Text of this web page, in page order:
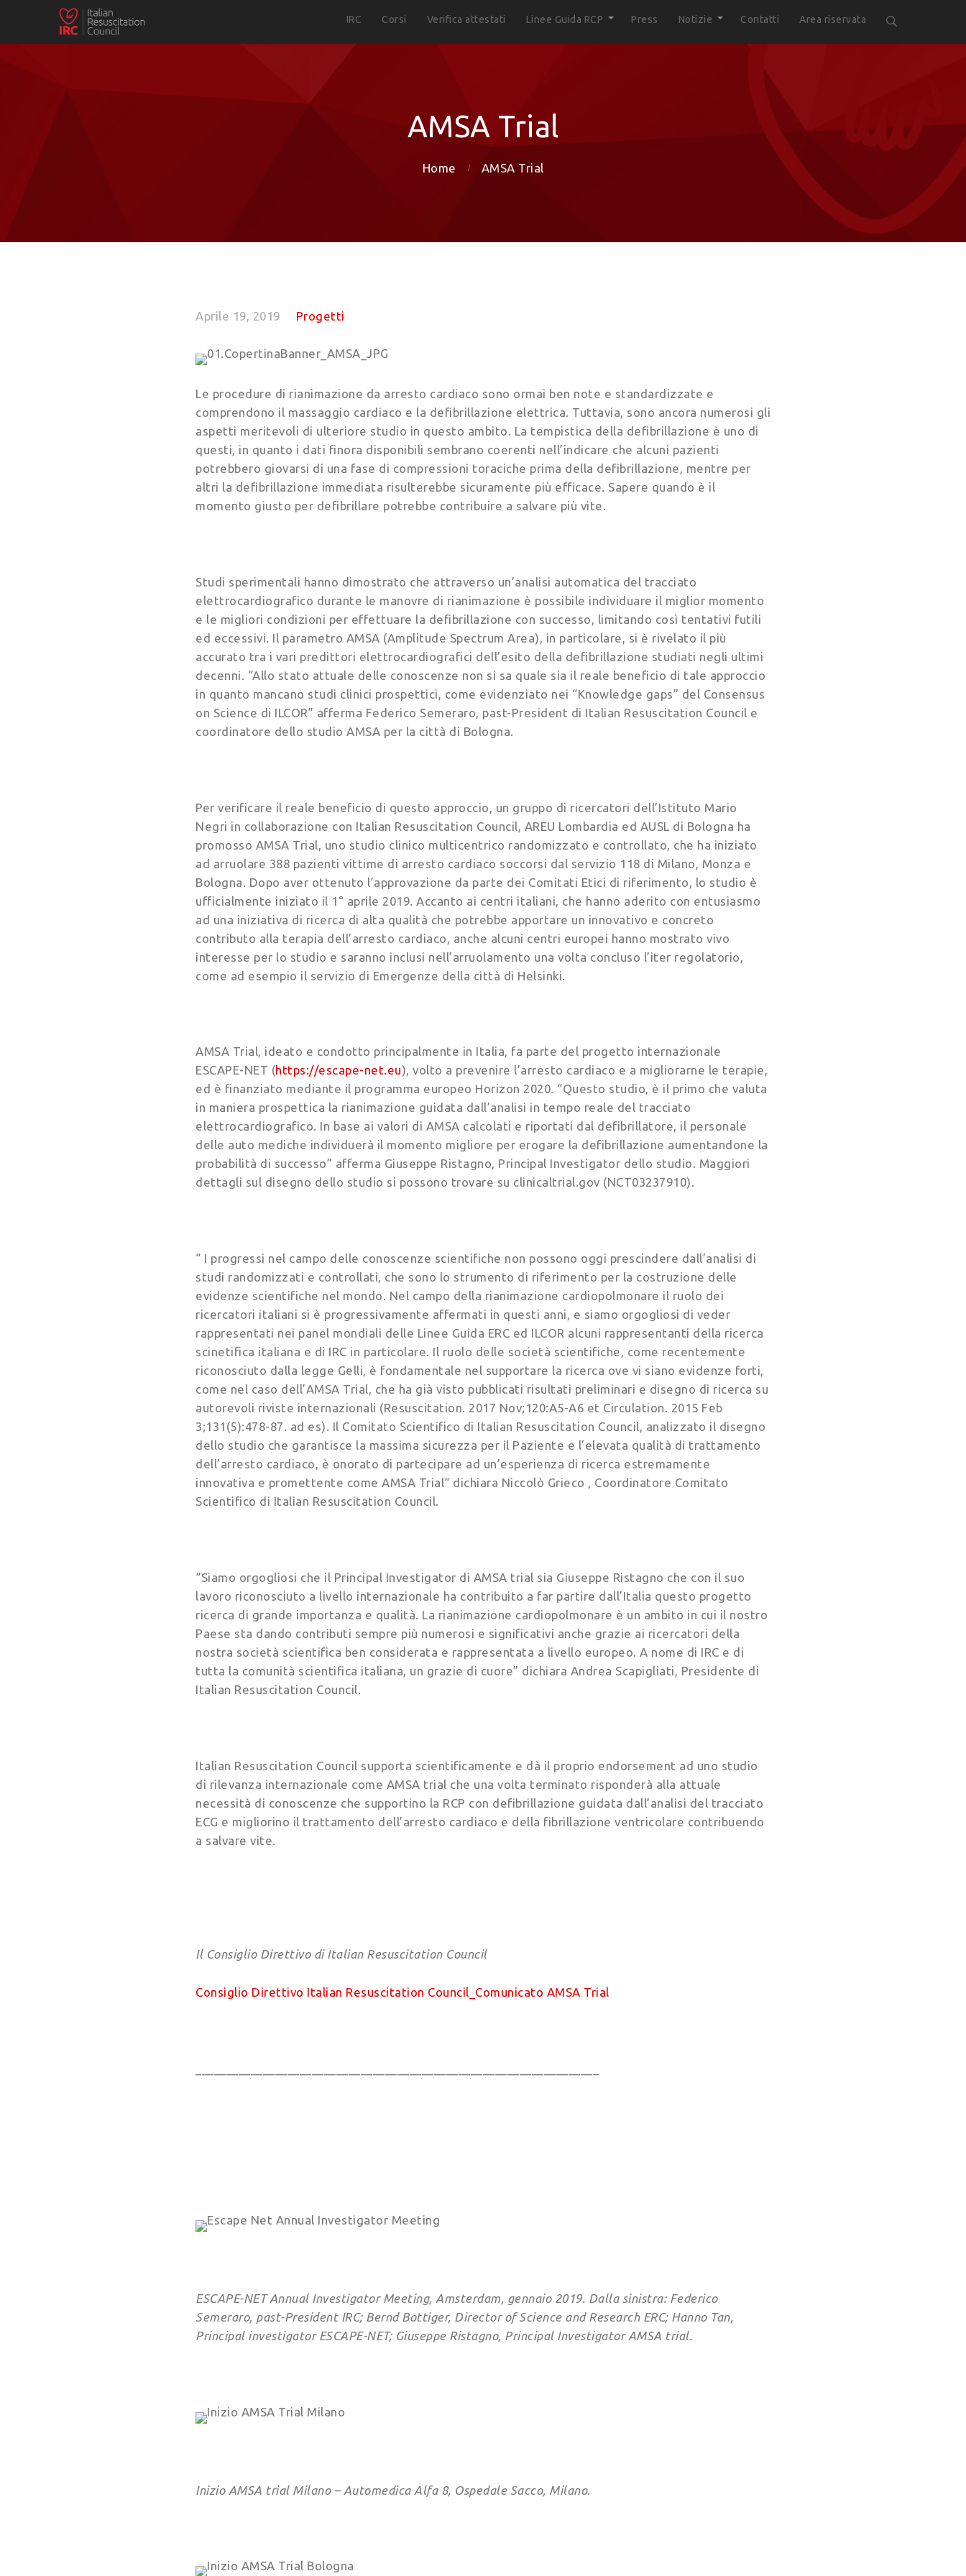
IRC Corsi Verifica attestati Linee Guida RCP Press Notizie Contatti Area riservata
AMSA Trial
Home AMSA Trial
Aprile 19, 2019 Progetti
Le procedure di rianimazione da arresto cardiaco sono ormai ben note e standardizzate e
comprendono il massaggio cardiaco e la defibrillazione elettrica. Tuttavia, sono ancora numerosi gli
aspetti meritevoli di ulteriore studio in questo ambito. La tempistica della defibrillazione è uno di
questi, in quanto i dati finora disponibili sembrano coerenti nell’indicare che alcuni pazienti
potrebbero giovarsi di una fase di compressioni toraciche prima della defibrillazione, mentre per
altri la defibrillazione immediata risulterebbe sicuramente più efficace. Sapere quando è il
momento giusto per defibrillare potrebbe contribuire a salvare più vite.
Studi sperimentali hanno dimostrato che attraverso un’analisi automatica del tracciato
elettrocardiografico durante le manovre di rianimazione è possibile individuare il miglior momento
e le migliori condizioni per effettuare la defibrillazione con successo, limitando così tentativi futili
ed eccessivi. Il parametro AMSA (Amplitude Spectrum Area), in particolare, si è rivelato il più
accurato tra i vari predittori elettrocardiografici dell’esito della defibrillazione studiati negli ultimi
decenni. “Allo stato attuale delle conoscenze non si sa quale sia il reale beneficio di tale approccio
in quanto mancano studi clinici prospettici, come evidenziato nei “Knowledge gaps” del Consensus
on Science di ILCOR” afferma Federico Semeraro, past-President di Italian Resuscitation Council e
coordinatore dello studio AMSA per la città di Bologna.
Per verificare il reale beneficio di questo approccio, un gruppo di ricercatori dell’Istituto Mario
Negri in collaborazione con Italian Resuscitation Council, AREU Lombardia ed AUSL di Bologna ha
promosso AMSA Trial, uno studio clinico multicentrico randomizzato e controllato, che ha iniziato
ad arruolare 388 pazienti vittime di arresto cardiaco soccorsi dal servizio 118 di Milano, Monza e
Bologna. Dopo aver ottenuto l’approvazione da parte dei Comitati Etici di riferimento, lo studio è
ufficialmente iniziato il 1° aprile 2019. Accanto ai centri italiani, che hanno aderito con entusiasmo
ad una iniziativa di ricerca di alta qualità che potrebbe apportare un innovativo e concreto
contributo alla terapia dell’arresto cardiaco, anche alcuni centri europei hanno mostrato vivo
interesse per lo studio e saranno inclusi nell’arruolamento una volta concluso l’iter regolatorio,
come ad esempio il servizio di Emergenze della città di Helsinki.
AMSA Trial, ideato e condotto principalmente in Italia, fa parte del progetto internazionale
ESCAPE-NET (https://escape-net.eu), volto a prevenire l’arresto cardiaco e a migliorarne le terapie,
ed è finanziato mediante il programma europeo Horizon 2020. “Questo studio, è il primo che valuta
in maniera prospettica la rianimazione guidata dall’analisi in tempo reale del tracciato
elettrocardiografico. In base ai valori di AMSA calcolati e riportati dal defibrillatore, il personale
delle auto mediche individuerà il momento migliore per erogare la defibrillazione aumentandone la
probabilità di successo” afferma Giuseppe Ristagno, Principal Investigator dello studio. Maggiori
dettagli sul disegno dello studio si possono trovare su clinicaltrial.gov (NCT03237910).
“ I progressi nel campo delle conoscenze scientifiche non possono oggi prescindere dall’analisi di
studi randomizzati e controllati, che sono lo strumento di riferimento per la costruzione delle
evidenze scientifiche nel mondo. Nel campo della rianimazione cardiopolmonare il ruolo dei
ricercatori italiani si è progressivamente affermati in questi anni, e siamo orgogliosi di veder
rappresentati nei panel mondiali delle Linee Guida ERC ed ILCOR alcuni rappresentanti della ricerca
scinetifica italiana e di IRC in particolare. Il ruolo delle società scientifiche, come recentemente
riconosciuto dalla legge Gelli, è fondamentale nel supportare la ricerca ove vi siano evidenze forti,
come nel caso dell’AMSA Trial, che ha già visto pubblicati risultati preliminari e disegno di ricerca su
autorevoli riviste internazionali (Resuscitation. 2017 Nov;120:A5-A6 et Circulation. 2015 Feb
3;131(5):478-87. ad es). Il Comitato Scientifico di Italian Resuscitation Council, analizzato il disegno
dello studio che garantisce la massima sicurezza per il Paziente e l’elevata qualità di trattamento
dell’arresto cardiaco, è onorato di partecipare ad un’esperienza di ricerca estremamente
innovativa e promettente come AMSA Trial“ dichiara Niccolò Grieco , Coordinatore Comitato
Scientifico di Italian Resuscitation Council.
“Siamo orgogliosi che il Principal Investigator di AMSA trial sia Giuseppe Ristagno che con il suo
lavoro riconosciuto a livello internazionale ha contribuito a far partire dall’Italia questo progetto
ricerca di grande importanza e qualità. La rianimazione cardiopolmonare è un ambito in cui il nostro
Paese sta dando contributi sempre più numerosi e significativi anche grazie ai ricercatori della
nostra società scientifica ben considerata e rappresentata a livello europeo. A nome di IRC e di
tutta la comunità scientifica italiana, un grazie di cuore” dichiara Andrea Scapigliati, Presidente di
Italian Resuscitation Council.
Italian Resuscitation Council supporta scientificamente e dà il proprio endorsement ad uno studio
di rilevanza internazionale come AMSA trial che una volta terminato risponderà alla attuale
necessità di conoscenze che supportino la RCP con defibrillazione guidata dall’analisi del tracciato
ECG e migliorino il trattamento dell’arresto cardiaco e della fibrillazione ventricolare contribuendo
a salvare vite.
Il Consiglio Direttivo di Italian Resuscitation Council
Consiglio Direttivo Italian Resuscitation Council_Comunicato AMSA Trial
ESCAPE-NET Annual Investigator Meeting, Amsterdam, gennaio 2019. Dalla sinistra: Federico
Semeraro, past-President IRC; Bernd Bottiger, Director of Science and Research ERC; Hanno Tan,
Principal investigator ESCAPE-NET; Giuseppe Ristagno, Principal Investigator AMSA trial.
Inizio AMSA trial Milano – Automedica Alfa 8, Ospedale Sacco, Milano.